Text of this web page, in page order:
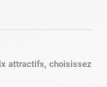
attractifs, choisissez